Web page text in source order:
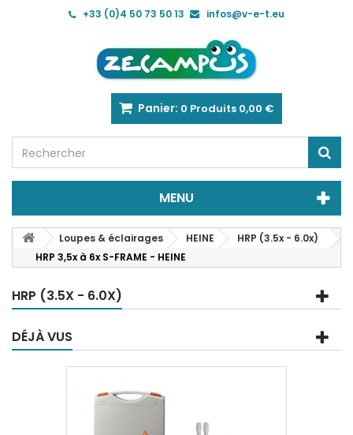
+33 (0)4 50 73 50 13 infos@v-e-t.eu
Panier: 0 Produits 0,00 €
MENU
Loupes & éclairages HEINE
HRP (3.5x - 6.0x)
HRP 3,5x à 6x S-FRAME - HEINE
HRP (3.5X - 6.0X)
DÉJÀ VUS